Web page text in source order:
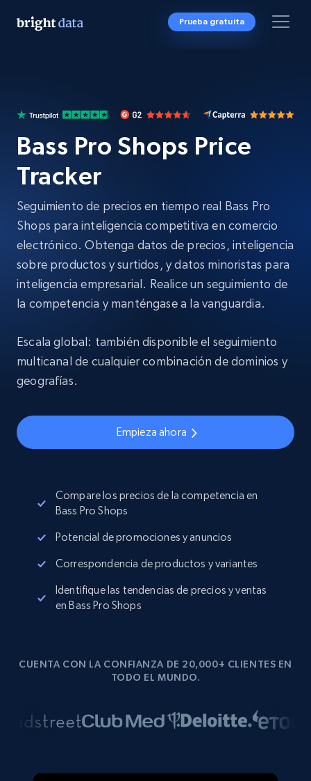
Prueba gratuita
Bass Pro Shops Price
Tracker
Seguimiento de precios en tiempo real Bass Pro
Shops para inteligencia competitiva en comercio
electrónico. Obtenga datos de precios, inteligencia
sobre productos y surtidos, y datos minoristas para
inteligencia empresarial. Realice un seguimiento de
la competencia y manténgase a la vanguardia.
Escala global: también disponible el seguimiento
multicanal de cualquier combinación de dominios y
geografías.
Empieza ahora
Compare los precios de la competencia en
Bass Pro Shops
Potencial de promociones y anuncios
Correspondencia de productos y variantes
Identifique las tendencias de precios y ventas
en Bass Pro Shops
CUENTA CON LA CONFIANZA DE 20,000+ CLIENTES EN
TODO EL MUNDO.